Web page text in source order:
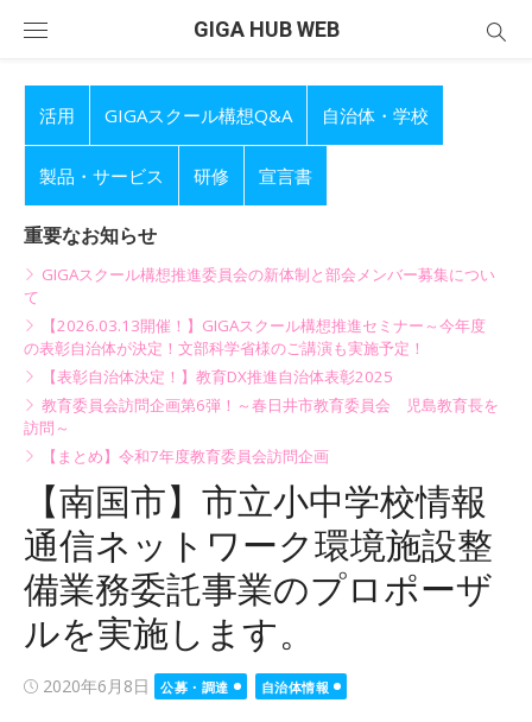
GIGA HUB WEB
活用 GIGAスクール構想Q&A 自治体・学校
製品・サービス 研修 宣言書
重要なお知らせ
GIGAスクール構想推進委員会の新体制と部会メンバー募集につい
て
【2026.03.13開催！】GIGAスクール構想推進セミナー～今年度
の表彰自治体が決定！文部科学省様のご講演も実施予定！
【表彰自治体決定！】教育DX推進自治体表彰2025
教育委員会訪問企画第6弾！～春日井市教育委員会 児島教育長を
訪問～
【まとめ】令和7年度教育委員会訪問企画
【南国市】市立小中学校情報
通信ネットワーク環境施設整
備業務委託事業のプロポーザ
ルを実施します。
Posted
2020年6月8日 公募・調達 自治体情報